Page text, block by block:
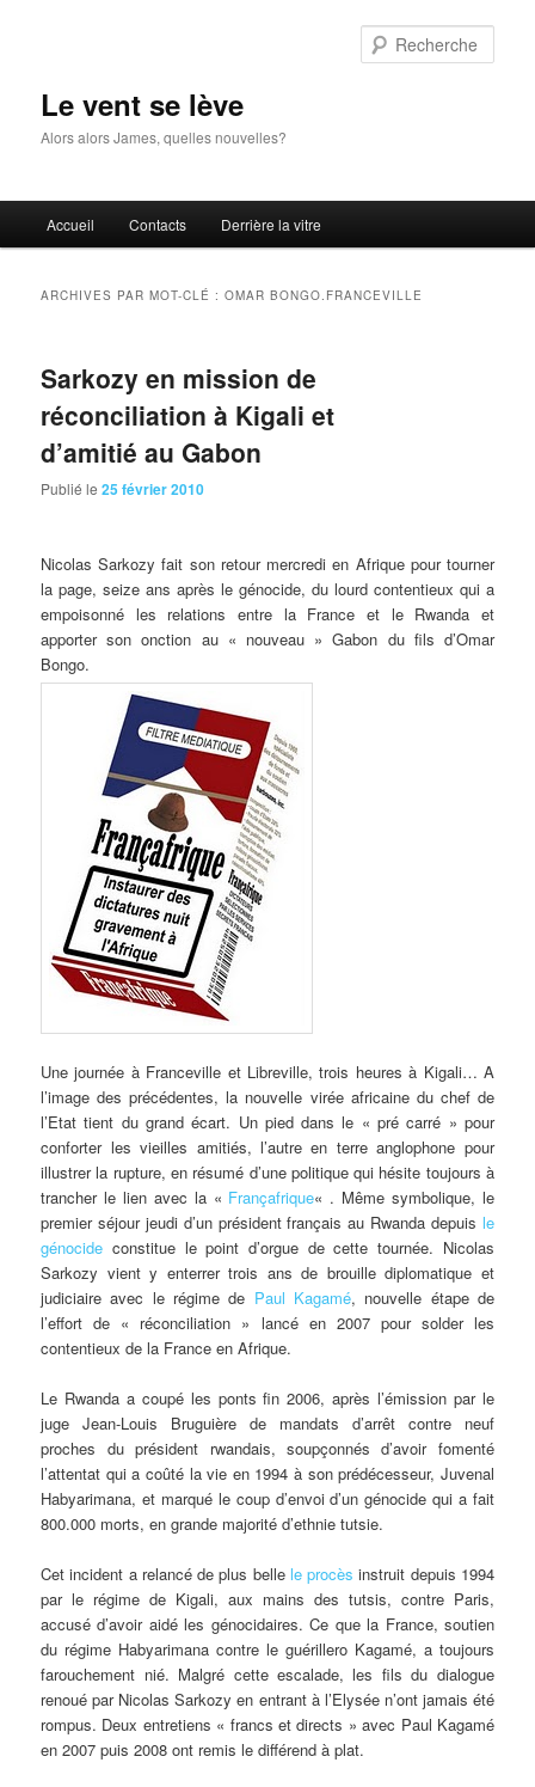
Le vent se lève
Alors alors James, quelles nouvelles?
principal
Accueil Contacts Derrière la vitre
ARCHIVES PAR MOT-CLÉ :OMAR BONGO.FRANCEVILLE
Sarkozy en mission de
réconciliation à Kigali et
d’amitié au Gabon
Publié le25 février 2010
NicolasSarkozy fait son retour mercredi en Afrique pour tourner
la page, seize ans après le génocide, du lourd contentieux qui a
empoisonné les relations entre la France et le Rwanda et
apporter son onction au « nouveau » Gabon du fils d’Omar
Bongo.
Une journée à Franceville et Libreville, trois heures à Kigali… A
l’image des précédentes, la nouvelle virée africaine du chef de
l’Etat tient du grand écart. Un pied dans le « pré carré » pour
conforter les vieilles amitiés, l’autre en terre anglophone pour
illustrer la rupture, en résumé d’une politique qui hésite toujours à
trancher le lien avec la « Françafrique« . Même symbolique, le
premier séjour jeudi d’un président français au Rwanda depuis le
génocide constitue le point d’orgue de cette tournée. Nicolas
Sarkozy vient y enterrer trois ans de brouille diplomatique et
judiciaire avec le régime de Paul Kagamé, nouvelle étape de
l’effort de « réconciliation » lancé en 2007 pour solder les
contentieux de la France en Afrique.
Le Rwanda a coupé les ponts fin 2006, après l’émission par le
juge Jean-Louis Bruguière de mandats d’arrêt contre neuf
proches du président rwandais, soupçonnés d’avoir fomenté
l’attentat qui a coûté la vie en 1994 à son prédécesseur, Juvenal
Habyarimana, et marqué le coup d’envoi d’un génocide qui a fait
800.000 morts, en grande majorité d’ethnie tutsie.
Cet incident a relancé de plus belle le procès instruit depuis 1994
par le régime de Kigali, aux mains des tutsis, contre Paris,
accusé d’avoir aidé les génocidaires. Ce que la France, soutien
du régime Habyarimana contre le guérillero Kagamé, a toujours
farouchement nié. Malgré cette escalade, les fils du dialogue
renoué par Nicolas Sarkozy en entrant à l’Elysée n’ont jamais été
rompus. Deux entretiens « francs et directs » avec Paul Kagamé
en 2007 puis 2008 ont remis le différend à plat.